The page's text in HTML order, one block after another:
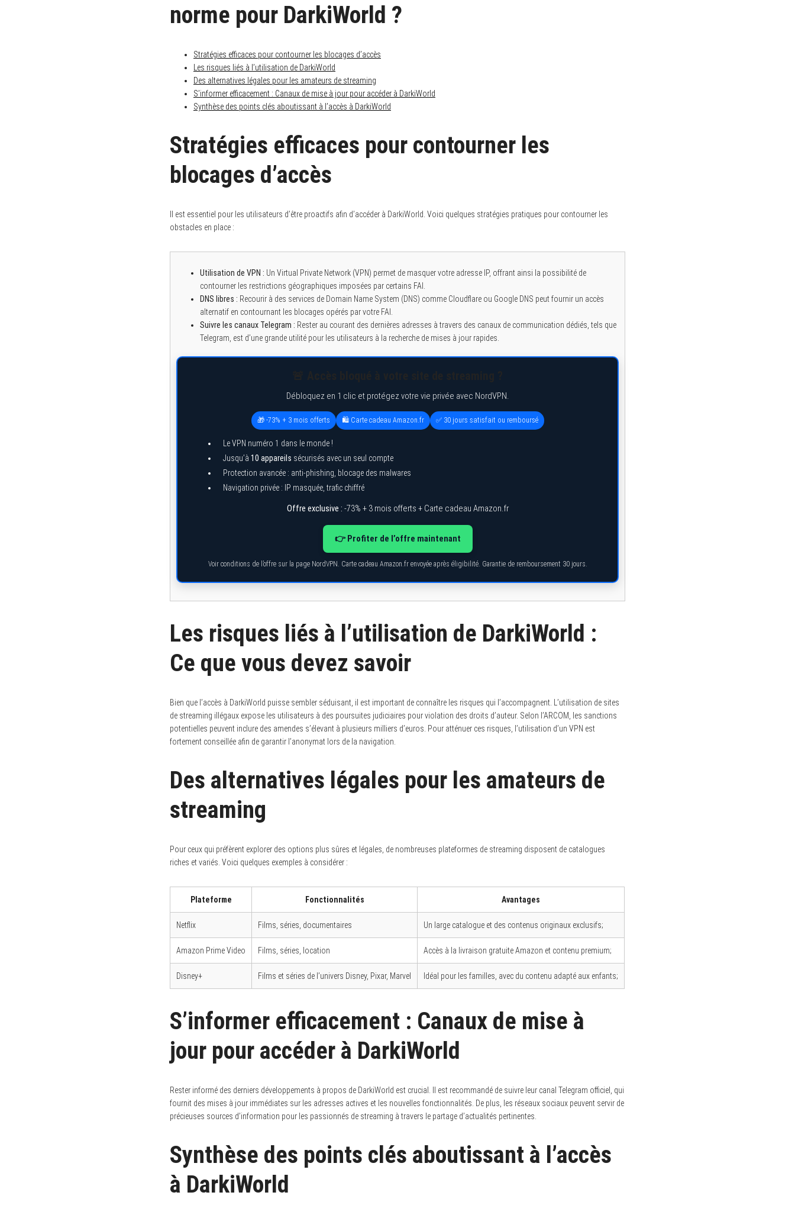
norme pour DarkiWorld ?
Stratégies efficaces pour contourner les blocages d’accès
Les risques liés à l’utilisation de DarkiWorld
Des alternatives légales pour les amateurs de streaming
S’informer efficacement : Canaux de mise à jour pour accéder à DarkiWorld
Synthèse des points clés aboutissant à l’accès à DarkiWorld
Stratégies efficaces pour contourner les
blocages d’accès
Il est essentiel pour les utilisateurs d’être proactifs afin d’accéder à DarkiWorld. Voici quelques stratégies pratiques pour contourner les
obstacles en place :
Utilisation de VPN : Un Virtual Private Network (VPN) permet de masquer votre adresse IP, offrant ainsi la possibilité de
contourner les restrictions géographiques imposées par certains FAI.
DNS libres : Recourir à des services de Domain Name System (DNS) comme Cloudflare ou Google DNS peut fournir un accès
alternatif en contournant les blocages opérés par votre FAI.
Suivre les canaux Telegram : Rester au courant des dernières adresses à travers des canaux de communication dédiés, tels que
Telegram, est d’une grande utilité pour les utilisateurs à la recherche de mises à jour rapides.
Débloquez en 1 clic et protégez votre vie privée avec NordVPN.
🎁 -73% + 3 mois offerts 🛍️ Carte cadeau Amazon.fr ✅ 30 jours satisfait ou remboursé
Le VPN numéro 1 dans le monde !
Jusqu’à 10 appareils sécurisés avec un seul compte
Protection avancée : anti-phishing, blocage des malwares
Navigation privée : IP masquée, trafic chiffré
Offre exclusive : -73% + 3 mois offerts + Carte cadeau Amazon.fr
👉 Profiter de l’offre maintenant
Voir conditions de l’offre sur la page NordVPN. Carte cadeau Amazon.fr envoyée après éligibilité. Garantie de remboursement 30 jours.
Les risques liés à l’utilisation de DarkiWorld :
Ce que vous devez savoir
Bien que l’accès à DarkiWorld puisse sembler séduisant, il est important de connaître les risques qui l’accompagnent. L’utilisation de sites
de streaming illégaux expose les utilisateurs à des poursuites judiciaires pour violation des droits d’auteur. Selon l’ARCOM, les sanctions
potentielles peuvent inclure des amendes s’élevant à plusieurs milliers d’euros. Pour atténuer ces risques, l’utilisation d’un VPN est
fortement conseillée afin de garantir l’anonymat lors de la navigation.
Des alternatives légales pour les amateurs de
streaming
Pour ceux qui préfèrent explorer des options plus sûres et légales, de nombreuses plateformes de streaming disposent de catalogues
riches et variés. Voici quelques exemples à considérer :
Plateforme Fonctionnalités Avantages
Netflix Films, séries, documentaires Un large catalogue et des contenus originaux exclusifs;
Amazon Prime Video Films, séries, location Accès à la livraison gratuite Amazon et contenu premium;
Disney+ Films et séries de l’univers Disney, Pixar, Marvel Idéal pour les familles, avec du contenu adapté aux enfants;
S’informer efficacement : Canaux de mise à
jour pour accéder à DarkiWorld
Rester informé des derniers développements à propos de DarkiWorld est crucial. Il est recommandé de suivre leur canal Telegram officiel, qui
fournit des mises à jour immédiates sur les adresses actives et les nouvelles fonctionnalités. De plus, les réseaux sociaux peuvent servir de
précieuses sources d’information pour les passionnés de streaming à travers le partage d’actualités pertinentes.
Synthèse des points clés aboutissant à l’accès
à DarkiWorld